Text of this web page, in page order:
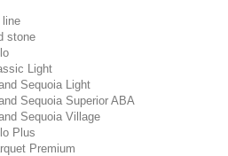
line
stone
Light
Sequoia Light
Sequoia Superior ABA
Sequoia Village
Plus
Premium